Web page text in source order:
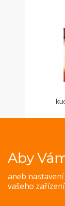
Aby
aneb
vašeho